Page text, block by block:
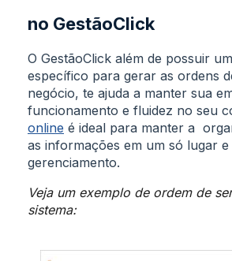
no GestãoClick
O GestãoClick além de possuir
específico para gerar as ordens
negócio, te ajuda a manter sua
funcionamento e fluidez no seu
online é ideal para manter a
as informações em um só lugar
gerenciamento.
Veja um exemplo de ordem de
sistema: